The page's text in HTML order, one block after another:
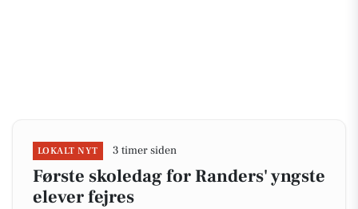
LOKALT NYT 3 timer siden
Første skoledag for Randers' yngste
elever fejres